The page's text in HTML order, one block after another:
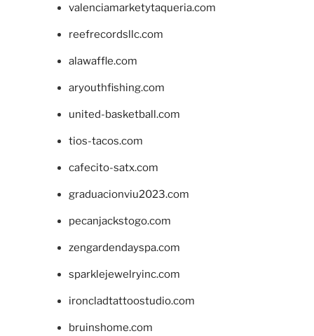
valenciamarketytaqueria.com
reefrecordsllc.com
alawaffle.com
aryouthfishing.com
united-basketball.com
tios-tacos.com
cafecito-satx.com
graduacionviu2023.com
pecanjackstogo.com
zengardendayspa.com
sparklejewelryinc.com
ironcladtattoostudio.com
bruinshome.com